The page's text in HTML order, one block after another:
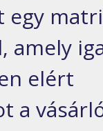
egy
amely
elért
a